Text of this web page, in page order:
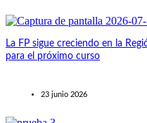
La FP sigue creciendo en la
para el próximo curso
23 junio 2026